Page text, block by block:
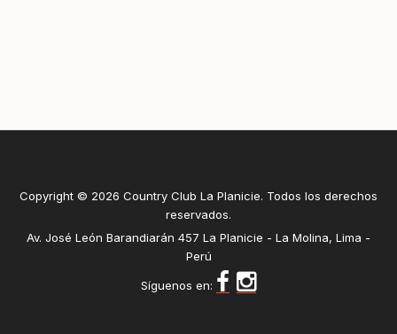
Copyright © 2026 Country Club La Planicie. Todos los derechos
reservados.
Av. José León Barandiarán 457 La Planicie - La Molina, Lima -
Perú
Síguenos en: